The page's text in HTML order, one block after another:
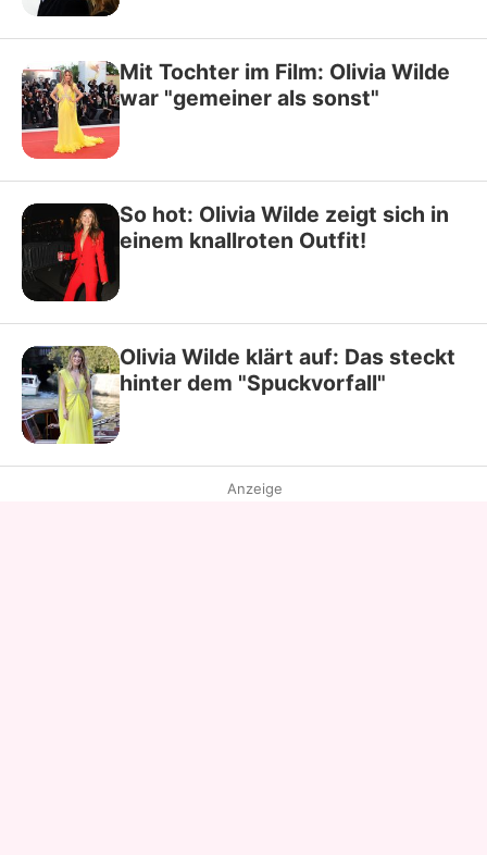
Mit Tochter im Film: Olivia Wilde
war "gemeiner als sonst"
So hot: Olivia Wilde zeigt sich in
einem knallroten Outfit!
Olivia Wilde klärt auf: Das steckt
hinter dem "Spuckvorfall"
Anzeige